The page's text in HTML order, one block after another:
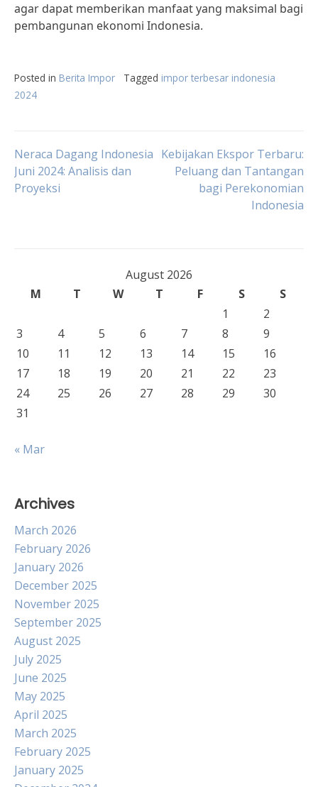
agar dapat memberikan manfaat yang maksimal bagi
pembangunan ekonomi Indonesia.
Posted in Berita Impor Tagged impor terbesar indonesia
2024
Post
navigation
Neraca Dagang Indonesia
Juni 2024: Analisis dan
Proyeksi
Kebijakan Ekspor Terbaru:
Peluang dan Tantangan
bagi Perekonomian
Indonesia
August 2026
M
T W T F S
S
1
2
3
4 5 6 7 8
9
10
11 12 13 14 15
16
17
18 19 20 21 22
23
24
25 26 27 28 29
30
31
« Mar
Archives
March 2026
February 2026
January 2026
December 2025
November 2025
September 2025
August 2025
July 2025
June 2025
May 2025
April 2025
March 2025
February 2025
January 2025